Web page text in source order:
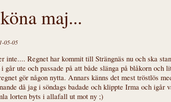
maj...
05-05
inte.... Regnet har kommit till Strängnäs nu och ska
går ute och passade på att både slänga på blåkorn och
gör någon nytta. Annars känns det mest tröstlös
då jag i söndags badade och klippte Irma och igår
lorten byts i allafall ut mot ny ;)